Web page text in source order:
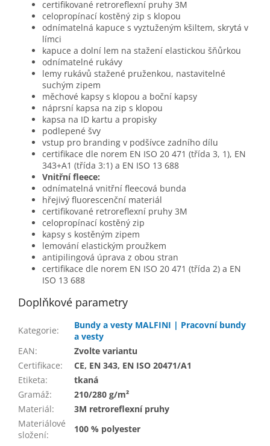
certifikované retroreflexní pruhy 3M
celopropínací kostěný zip s klopou
odnímatelná kapuce s vyztuženým kšiltem, skrytá v
límci
kapuce a dolní lem na stažení elastickou šňůrkou
odnímatelné rukávy
lemy rukávů stažené pruženkou, nastavitelné
suchým zipem
měchové kapsy s klopou a boční kapsy
náprsní kapsa na zip s klopou
kapsa na ID kartu a propisky
podlepené švy
vstup pro branding v podšívce zadního dílu
certifikace dle norem EN ISO 20 471 (třída 3, 1), EN
343+A1 (třída 3:1) a EN ISO 13 688
Vnitřní fleece:
odnímatelná vnitřní fleecová bunda
hřejivý fluorescenční materiál
certifikované retroreflexní pruhy 3M
celopropínací kostěný zip
kapsy s kostěným zipem
lemování elastickým proužkem
antipilingová úprava z obou stran
certifikace dle norem EN ISO 20 471 (třída 2) a EN
ISO 13 688
Doplňkové parametry
Kategorie:
Bundy a vesty MALFINI | Pracovní bundy
a vesty
EAN:
Zvolte variantu
Certifikace:
CE, EN 343, EN ISO 20471/A1
Etiketa:
tkaná
Gramáž:
210/280 g/m²
Materiál:
3M retroreflexní pruhy
Materiálové
složení:
100 % polyester